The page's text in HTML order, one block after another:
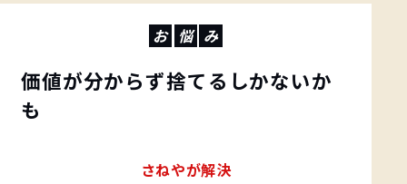
お 悩 み
価値が分からず捨てるしかないか
も
️さねやが解決